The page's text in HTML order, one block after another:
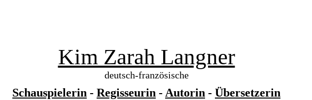
Kim Zarah Langner
deutsch-französische
Schauspielerin - Regisseurin - Autorin - Übersetzerin